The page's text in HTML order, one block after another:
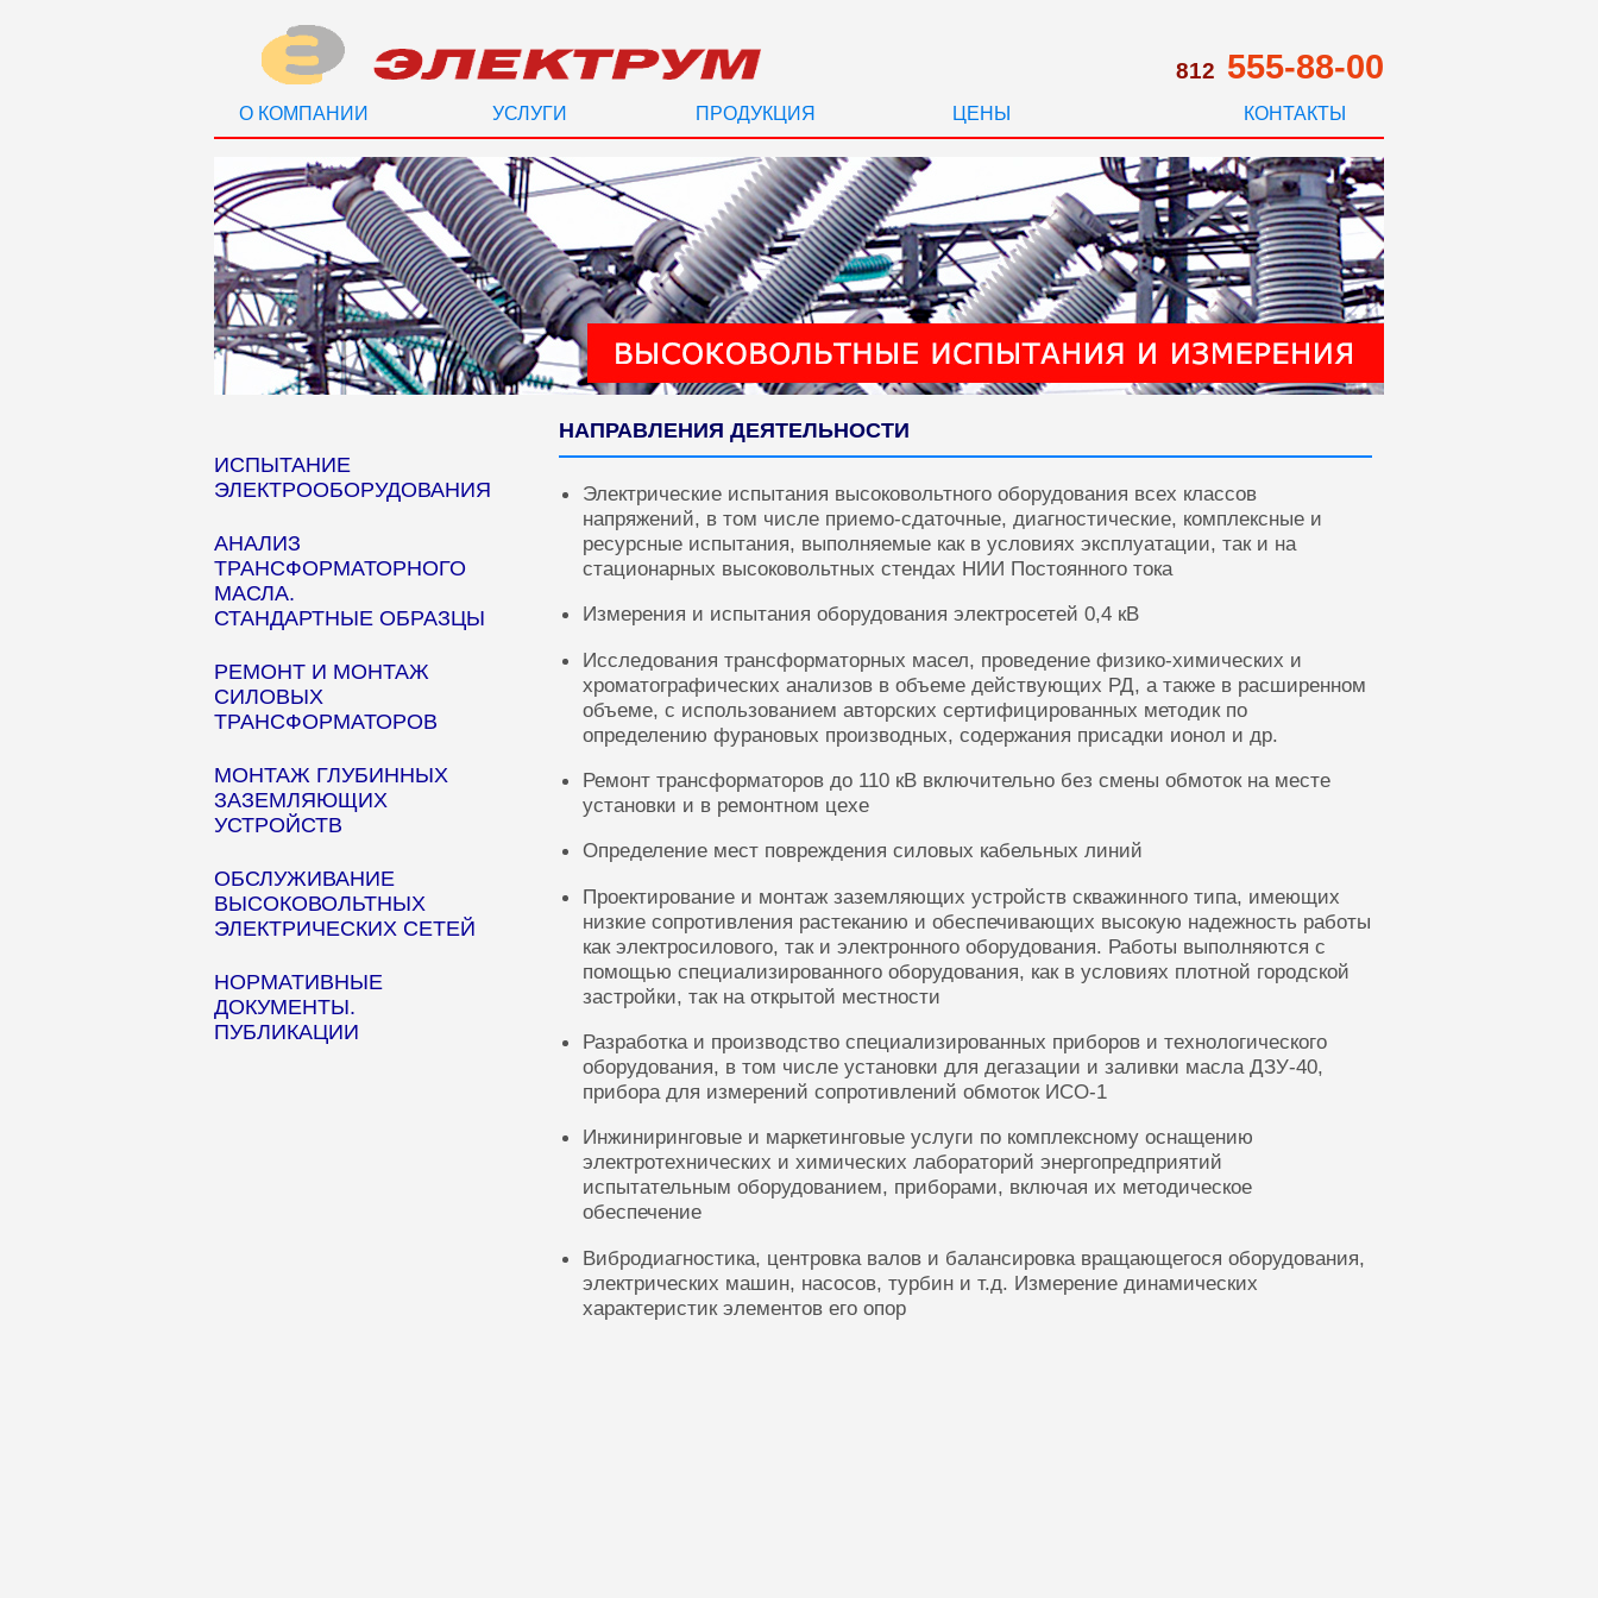
812 555-88-00
О КОМПАНИИ УСЛУГИ ПРОДУКЦИЯ ЦЕНЫ КОНТАКТЫ
ИСПЫТАНИЕ
ЭЛЕКТРООБОРУДОВАНИЯ
АНАЛИЗ
ТРАНСФОРМАТОРНОГО
МАСЛА.
СТАНДАРТНЫЕ ОБРАЗЦЫ
РЕМОНТ И МОНТАЖ
СИЛОВЫХ
ТРАНСФОРМАТОРОВ
МОНТАЖ ГЛУБИННЫХ
ЗАЗЕМЛЯЮЩИХ
УСТРОЙСТВ
ОБСЛУЖИВАНИЕ
ВЫСОКОВОЛЬТНЫХ
ЭЛЕКТРИЧЕСКИХ СЕТЕЙ
НОРМАТИВНЫЕ
ДОКУМЕНТЫ.
ПУБЛИКАЦИИ
НАПРАВЛЕНИЯ ДЕЯТЕЛЬНОСТИ
Электрические испытания высоковольтного оборудования всех классов
напряжений, в том числе приемо-сдаточные, диагностические, комплексные и
ресурсные испытания, выполняемые как в условиях эксплуатации, так и на
стационарных высоковольтных стендах НИИ Постоянного тока
Измерения и испытания оборудования электросетей 0,4 кВ
Исследования трансформаторных масел, проведение физико-химических и
хроматографических анализов в объеме действующих РД, а также в расширенном
объеме, с использованием авторских сертифицированных методик по
определению фурановых производных, содержания присадки ионол и др.
Ремонт трансформаторов до 110 кВ включительно без смены обмоток на месте
установки и в ремонтном цехе
Определение мест повреждения силовых кабельных линий
Проектирование и монтаж заземляющих устройств скважинного типа, имеющих
низкие сопротивления растеканию и обеспечивающих высокую надежность работы
как электросилового, так и электронного оборудования. Работы выполняются с
помощью специализированного оборудования, как в условиях плотной городской
застройки, так на открытой местности
Разработка и производство специализированных приборов и технологического
оборудования, в том числе установки для дегазации и заливки масла ДЗУ-40,
прибора для измерений сопротивлений обмоток ИСО-1
Инжиниринговые и маркетинговые услуги по комплексному оснащению
электротехнических и химических лабораторий энергопредприятий
испытательным оборудованием, приборами, включая их методическое
обеспечение
Вибродиагностика, центровка валов и балансировка вращающегося оборудования,
электрических машин, насосов, турбин и т.д. Измерение динамических
характеристик элементов его опор